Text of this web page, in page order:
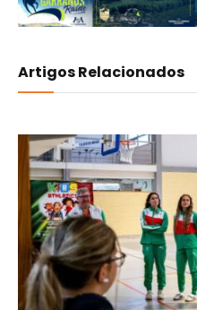
Artigos Relacionados